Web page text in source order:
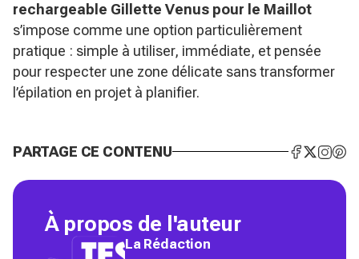
rechargeable Gillette Venus pour le Maillot
s’impose comme une option particulièrement
pratique : simple à utiliser, immédiate, et pensée
pour respecter une zone délicate sans transformer
l’épilation en projet à planifier.
PARTAGE CE CONTENU
À propos de l'auteur
La Rédaction